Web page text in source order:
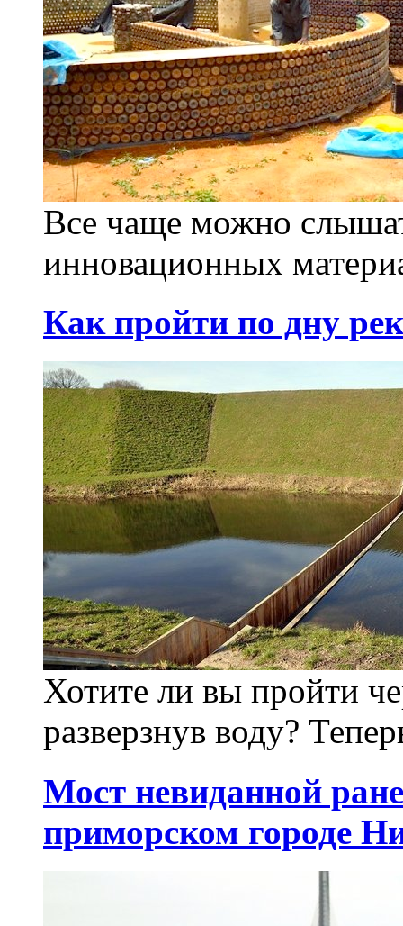
Все чаще можно
инновационных
Как пройти по дну
Хотите ли вы пройти
разверзнув воду?
Мост невиданной
приморском городе